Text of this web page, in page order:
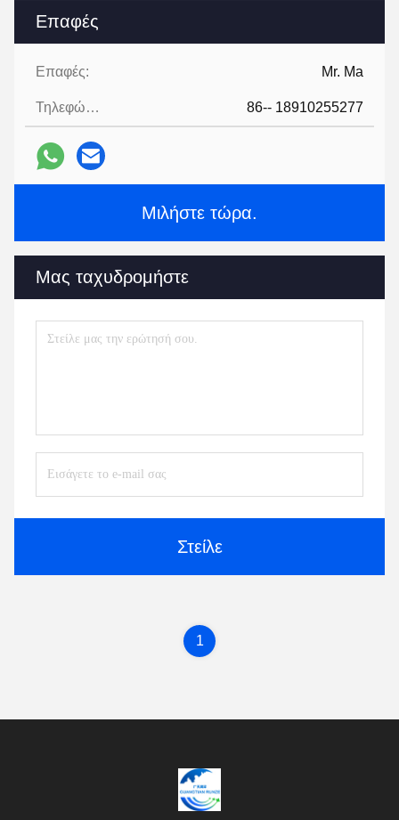
Επαφές
Επαφές: Mr. Ma
Τηλεφώνημα: 86-- 18910255277
Μιλήστε τώρα.
Μας ταχυδρομήστε
Στείλε
1